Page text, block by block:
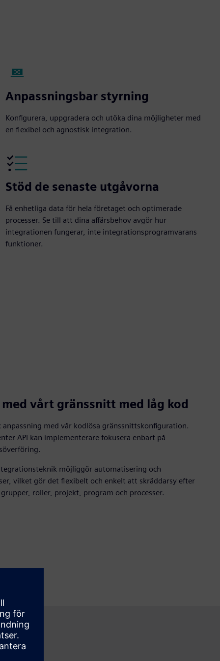
Anpassningsbar styrning
Konfigurera, uppgradera och utöka dina möjligheter med
en flexibel och agnostisk integration.
Stöd de senaste utgåvorna
Få enhetliga data för hela företaget och optimerade
processer. Se till att dina affärsbehov avgör hur
integrationen fungerar, inte integrationsprogramvarans
funktioner.
vårt gränssnitt med låg kod
med vår kodlösa gränssnittskonfiguration.
API kan implementerare fokusera enbart på
möjliggör automatisering och
vilket gör det flexibelt och enkelt att skräddarsy efter
roller, projekt, program och processer.